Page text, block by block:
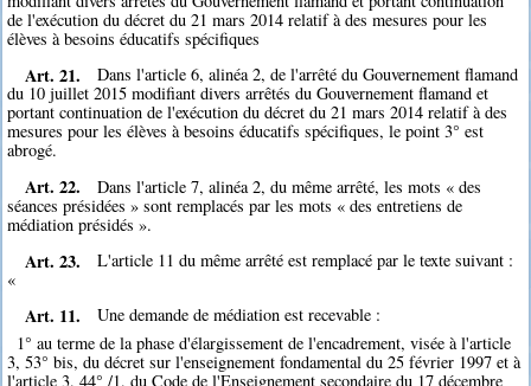
de l'exécution du décret du 21 mars 2014 relatif à des mesures pour les
élèves à besoins éducatifs spécifiques
Art. 21.
Dans l'article 6, alinéa 2, de l'arrêté du Gouvernement flamand
du 10 juillet 2015 modifiant divers arrêtés du Gouvernement flamand et
portant continuation de l'exécution du décret du 21 mars 2014 relatif à des
mesures pour les élèves à besoins éducatifs spécifiques, le point 3° est
abrogé.
Art. 22.
Dans l'article 7, alinéa 2, du même arrêté, les mots « des
séances présidées » sont remplacés par les mots « des entretiens de
médiation présidés ».
Art. 23.
L'article 11 du même arrêté est remplacé par le texte suivant :
«
Art. 11.
Une demande de médiation est recevable :
1° au terme de la phase d'élargissement de l'encadrement, visée à l'article
3, 53° bis, du décret sur l'enseignement fondamental du 25 février 1997 et à
l'article 3, 44° /1, du Code de l'Enseignement secondaire du 17 décembre